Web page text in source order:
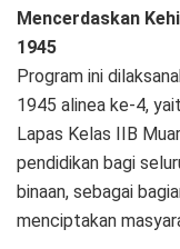
Mencerdaskan
1945
Program ini
1945 alinea ke-4,
Lapas Kelas IIB
pendidikan bagi
binaan, sebagai
menciptakan